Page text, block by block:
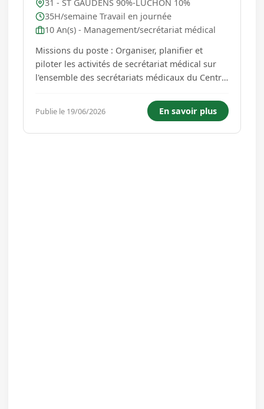
31 - ST GAUDENS 90%-LUCHON 10%
35H/semaine Travail en journée
10 An(s) - Management/secrétariat médical
Missions du poste : Organiser, planifier et
piloter les activités de secrétariat médical sur
l'ensemble des secrétariats médicaux du Centre
laboratoire) Veiller à l'efficacité et la qualité du
service rendu. Animer l'équipe des Assistantes
médico-Admi...
Publie le 19/06/2026 En savoir plus